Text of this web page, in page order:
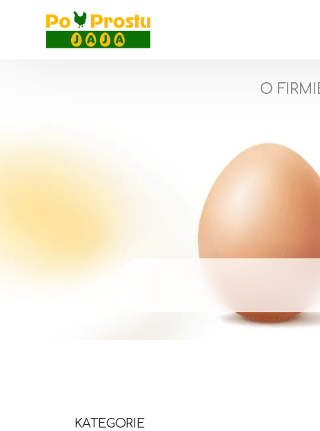
O
KATEGORIE